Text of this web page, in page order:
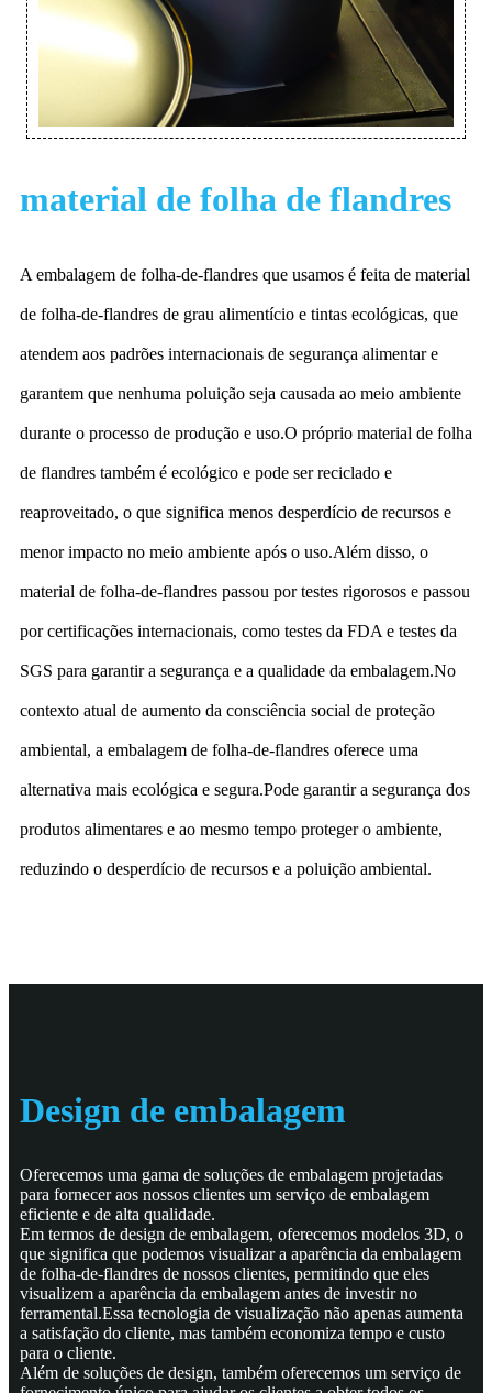
material de folha de flandres
A embalagem de folha-de-flandres que usamos é feita de material
de folha-de-flandres de grau alimentício e tintas ecológicas, que
atendem aos padrões internacionais de segurança alimentar e
garantem que nenhuma poluição seja causada ao meio ambiente
durante o processo de produção e uso.O próprio material de folha
de flandres também é ecológico e pode ser reciclado e
reaproveitado, o que significa menos desperdício de recursos e
menor impacto no meio ambiente após o uso.Além disso, o
material de folha-de-flandres passou por testes rigorosos e passou
por certificações internacionais, como testes da FDA e testes da
SGS para garantir a segurança e a qualidade da embalagem.No
contexto atual de aumento da consciência social de proteção
ambiental, a embalagem de folha-de-flandres oferece uma
alternativa mais ecológica e segura.Pode garantir a segurança dos
produtos alimentares e ao mesmo tempo proteger o ambiente,
reduzindo o desperdício de recursos e a poluição ambiental.
Design de embalagem
Oferecemos uma gama de soluções de embalagem projetadas
para fornecer aos nossos clientes um serviço de embalagem
eficiente e de alta qualidade.
Em termos de design de embalagem, oferecemos modelos 3D, o
que significa que podemos visualizar a aparência da embalagem
de folha-de-flandres de nossos clientes, permitindo que eles
visualizem a aparência da embalagem antes de investir no
ferramental.Essa tecnologia de visualização não apenas aumenta
a satisfação do cliente, mas também economiza tempo e custo
para o cliente.
Além de soluções de design, também oferecemos um serviço de